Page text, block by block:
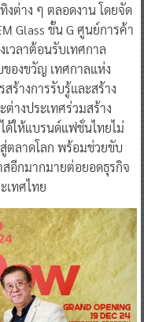
ต่าง ๆ ตลอดงาน โดยจัด
Glass ชั้น G ศูนย์การค้า
เวลาต้อนรับเทศกาล
องขวัญ เทศกาลแห่ง
ร้างการรับรู้และสร้าง
างประเทศร่วมสร้าง
ด้ให้แบรนด์แฟชั่นไทยไม่
ตลาดโลก พร้อมช่วยขับ
สอีกมากมายต่อยอดธุรกิจ
เทศไทย